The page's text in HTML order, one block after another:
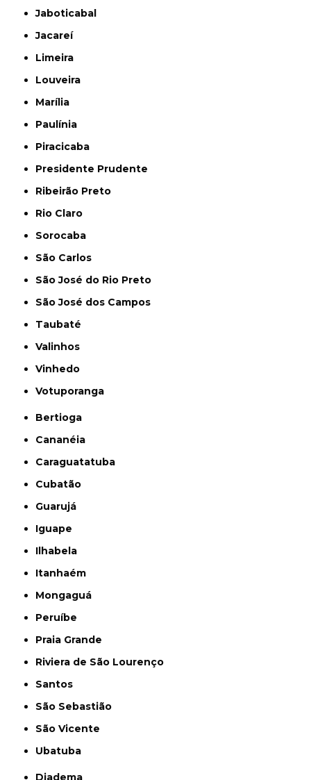
Jaboticabal
Jacareí
Limeira
Louveira
Marília
Paulínia
Piracicaba
Presidente Prudente
Ribeirão Preto
Rio Claro
Sorocaba
São Carlos
São José do Rio Preto
São José dos Campos
Taubaté
Valinhos
Vinhedo
Votuporanga
Bertioga
Cananéia
Caraguatatuba
Cubatão
Guarujá
Iguape
Ilhabela
Itanhaém
Mongaguá
Peruíbe
Praia Grande
Riviera de São Lourenço
Santos
São Sebastião
São Vicente
Ubatuba
Diadema